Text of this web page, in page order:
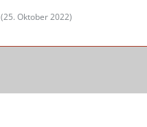
(25. Oktober 2022)